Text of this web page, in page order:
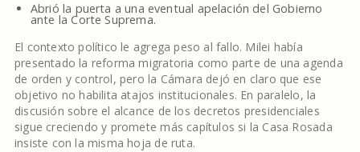
Abrió la puerta a una eventual apelación del Gobierno
ante la Corte Suprema.
El contexto político le agrega peso al fallo. Milei había
presentado la reforma migratoria como parte de una agenda
de orden y control, pero la Cámara dejó en claro que ese
objetivo no habilita atajos institucionales. En paralelo, la
discusión sobre el alcance de los decretos presidenciales
sigue creciendo y promete más capítulos si la Casa Rosada
insiste con la misma hoja de ruta.